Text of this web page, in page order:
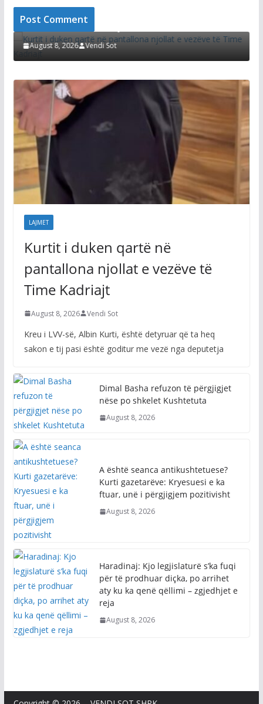
Kurtit i duken qartë në pantallona njollat e
vezëve të Time Kadriajt
August 8, 2026 Vendi Sot
LAJMET
Kurtit i duken qartë në
pantallona njollat e vezëve të
Time Kadriajt
August 8, 2026 Vendi Sot
Kreu i LVV-së, Albin Kurti, është detyruar që ta heq
sakon e tij pasi është goditur me vezë nga deputetja
Dimal Basha refuzon të përgjigjet
nëse po shkelet Kushtetuta
August 8, 2026
A është seanca antikushtetuese?
Kurti gazetarëve: Kryesuesi e ka
ftuar, unë i përgjigjem pozitivisht
August 8, 2026
Haradinaj: Kjo legjislaturë s’ka fuqi
për të prodhuar diçka, po arrihet
aty ku ka qenë qëllimi – zgjedhjet e
reja
August 8, 2026